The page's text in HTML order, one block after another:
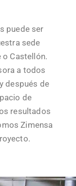
puede ser
sede
o Castellón.
a todos
después de
de
resultados
Zimensa